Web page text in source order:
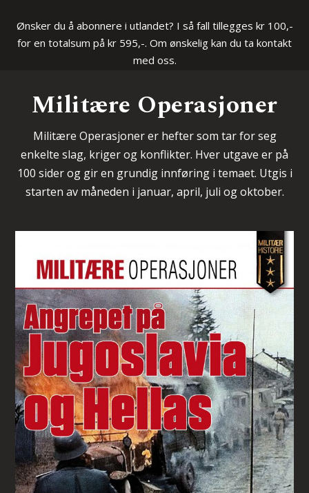
Ønsker du å abonnere i utlandet? I så fall tillegges kr 100,-
for en totalsum på kr 595,-. Om ønskelig kan du ta kontakt
med oss.
Militære Operasjoner
Militære Operasjoner er hefter som tar for seg
enkelte slag, kriger og konflikter. Hver utgave er på
100 sider og gir en grundig innføring i temaet. Utgis i
starten av måneden i januar, april, juli og oktober.